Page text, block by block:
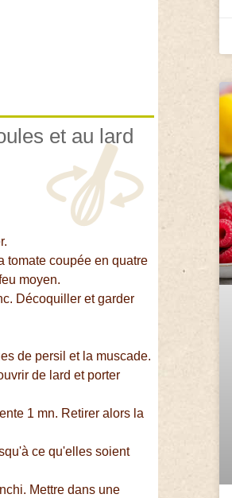
et au lard
tomate coupée en quatre
moyen.
Décoquiller et garder
de persil et la muscade.
de lard et porter
1 mn. Retirer alors la
ce qu'elles soient
Mettre dans une